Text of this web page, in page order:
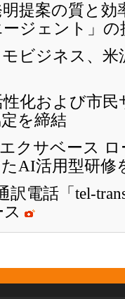
提案の質と効
ジェント」の
ビジネス、米
化および市
を締結
クサベース
AI活用型研修
訳電話「tel-